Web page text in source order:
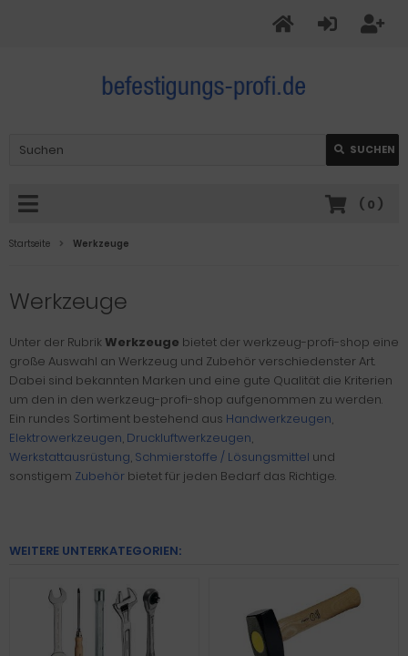
SUCHEN
( 0 )
Startseite Werkzeuge
Werkzeuge
Unter der RubrikWerkzeuge bietet der werkzeug-profi-shop eine
große Auswahl an Werkzeug und Zubehör verschiedenster Art.
Dabei sind bekannten Marken und eine gute Qualität die Kriterien
um den in den werkzeug-profi-shop aufgenommen zu werden.
Ein rundes Sortiment bestehend aus Handwerkzeugen,
Elektrowerkzeugen, Druckluftwerkzeugen,
Werkstattausrüstung, Schmierstoffe / Lösungsmittel und
sonstigem Zubehör bietet für jeden Bedarf das Richtige.
WEITERE UNTERKATEGORIEN: